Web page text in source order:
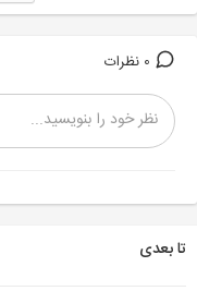
تا بعدی